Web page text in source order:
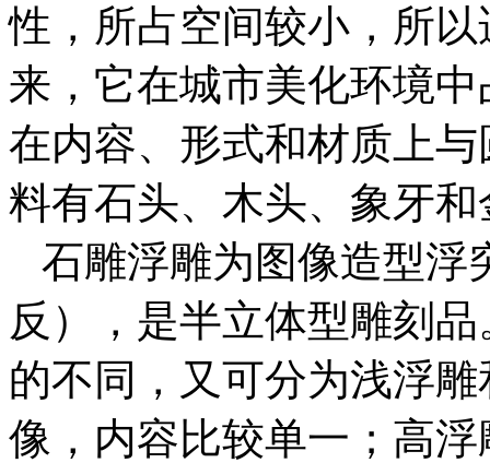
性，所占空间较小，所
来，它在城市美化环境
在内容、形式和材质上
料有石头、木头、象牙
石雕浮雕为图像造型浮
反），是半立体型雕刻
的不同，又可分为浅浮
像，内容比较单一；高